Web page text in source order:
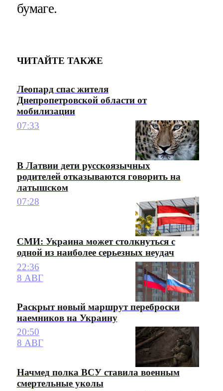
бумаге.
ЧИТАЙТЕ ТАКЖЕ
Леопард спас жителя
Днепропетровской области от
мобилизации
07:33
В Латвии дети русскоязычных
родителей отказываются говорить на
латышском
07:28
СМИ: Украина может столкнуться с
одной из наиболее серьезных неудач
22:36
8 АВГ
Раскрыт новый маршрут переброски
наемников на Украину
20:50
8 АВГ
Начмед полка ВСУ ставила военным
смертельные уколы